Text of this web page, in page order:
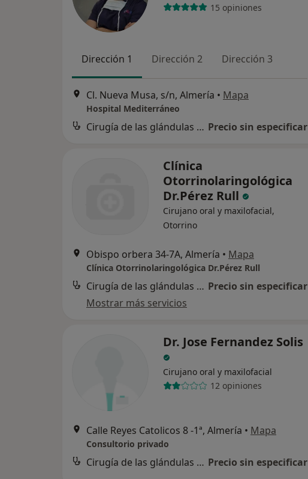
15 opiniones
Dirección 1 Dirección 2 Dirección 3
Cl. Nueva Musa, s/n, Almería • Mapa
Hospital Mediterráneo
Cirugía de las glándulas salivares Precio sin especificar
Clínica
Otorrinolaringológica
Dr.Pérez Rull
Cirujano oral y maxilofacial,
Otorrino
Obispo orbera 34-7A, Almería • Mapa
Clínica Otorrinolaringológica Dr.Pérez Rull
Cirugía de las glándulas salivares Precio sin especificar
Mostrar más servicios
Dr. Jose Fernandez Solis
Cirujano oral y maxilofacial
12 opiniones
Calle Reyes Catolicos 8 -1ª, Almería • Mapa
Consultorio privado
Cirugía de las glándulas salivares Precio sin especificar